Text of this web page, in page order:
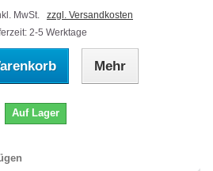
MwSt.
zzgl. Versandkosten
2-5 Werktage
Mehr
Auf Lager